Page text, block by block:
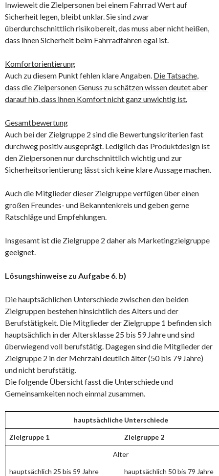
Inwieweit die Zielpersonen bei einem Fahrrad Wert auf
Sicherheit legen, bleibt unklar. Sie sind zwar
überdurchschnittlich risikobereit, das muss aber nicht heißen,
dass ihnen Sicherheit beim Fahrradfahren egal ist.
Komfortorientierung
Auch zu diesem Punkt fehlen klare Angaben. Die Tatsache,
dass die Zielpersonen Genuss zu schätzen wissen deutet aber
darauf hin, dass ihnen Komfort nicht ganz unwichtig ist.
Gesamtbewertung
Auch bei der Zielgruppe 2 sind die Bewertungskriterien fast
durchweg positiv ausgeprägt. Lediglich das Produktdesign ist
den Zielpersonen nur durchschnittlich wichtig und zur
Sicherheitsorientierung lässt sich keine klare Aussage machen.
Auch die Mitglieder dieser Zielgruppe verfügen über einen
großen Freundes- und Bekanntenkreis und geben gerne
Ratschläge und Empfehlungen.
Insgesamt ist die Zielgruppe 2 daher als Marketingzielgruppe
geeignet.
Lösungshinweise zu Aufgabe 6. b)
Die hauptsächlichen Unterschiede zwischen den beiden
Zielgruppen bestehen hinsichtlich des Alters und der
Berufstätigkeit. Die Mitglieder der Zielgruppe 1 befinden sich
hauptsächlich in der Altersklasse 25 bis 59 Jahre und sind
überwiegend voll berufstätig. Dagegen sind die Mitglieder der
Zielgruppe 2 in der Mehrzahl deutlich älter (50 bis 79 Jahre)
und nicht berufstätig.
Die folgende Übersicht fasst die Unterschiede und
Gemeinsamkeiten noch einmal zusammen.
hauptsächliche Unterschiede
Zielgruppe 1 Zielgruppe 2
Alter
hauptsächlich 25 bis 59 Jahre hauptsächlich 50 bis 79 Jahre